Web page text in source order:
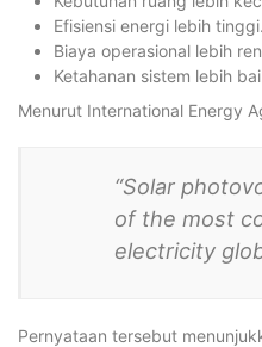
Efisiensi energi lebih tinggi.
Biaya operasional lebih
Ketahanan sistem lebih
Menurut International Energy
“Solar
of the most
electricity
Pernyataan tersebut